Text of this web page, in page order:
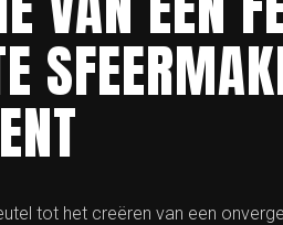
tot het creëren van een